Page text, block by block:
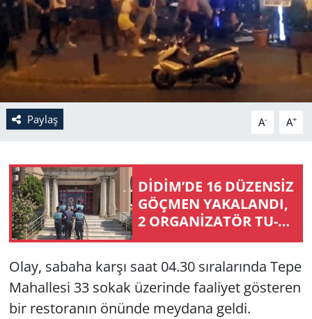
Paylaş A- A+
DİDİM’DE 16 DÜ­ZENSİZ
GÖÇ­MEN YA­KA­LAN­DI,
2 ORGANİZATÖR TU­
TUK­LAN­DI
Olay, sabaha karşı saat 04.30 sıralarında Tepe
Mahallesi 33 sokak üzerinde faaliyet gösteren
bir restoranın önünde meydana geldi.